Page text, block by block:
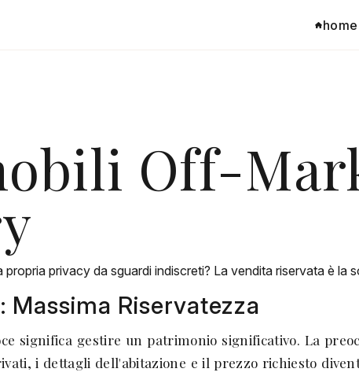
home
Off-
privacy da sguardi indiscreti? La vendita riservata è la
Massima Riservatezza
significa gestire un patrimonio significativo. La
i dettagli dell'abitazione e il prezzo richiesto